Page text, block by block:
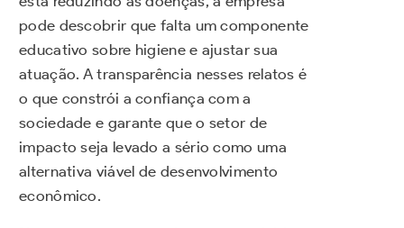
pode descobrir que falta um componente
educativo sobre higiene e ajustar sua
atuação. A transparência nesses relatos é
o que constrói a confiança com a
sociedade e garante que o setor de
impacto seja levado a sério como uma
alternativa viável de desenvolvimento
econômico.